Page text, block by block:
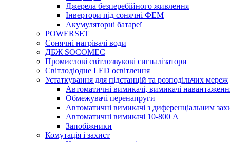
Джерела безперебійного живлення
Інвертори під сонячні ФЕМ
Акумуляторні батареї
POWERSET
Сонячні нагрівачі води
ДБЖ SOCOMEC
Промислові світлозвукові сигналізатори
Світлодіодне LED освітлення
Устаткування для підстанцій та розподільчих мереж
Автоматичні вимикачі, вимикачі
Обмежувачі перенапруги
Автоматичні вимикачі з диференціальним
Автоматичні вимикачі 10-800 А
Запобіжники
Комутація і захист